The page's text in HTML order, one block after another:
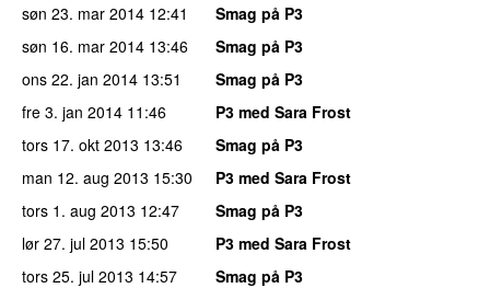
søn 23. mar 2014 12:41
Smag på P3
søn 16. mar 2014 13:46
Smag på P3
ons 22. jan 2014 13:51
Smag på P3
fre 3. jan 2014 11:46
P3 med Sara Frost
tors 17. okt 2013 13:46
Smag på P3
man 12. aug 2013 15:30
P3 med Sara Frost
tors 1. aug 2013 12:47
Smag på P3
lør 27. jul 2013 15:50
P3 med Sara Frost
tors 25. jul 2013 14:57
Smag på P3